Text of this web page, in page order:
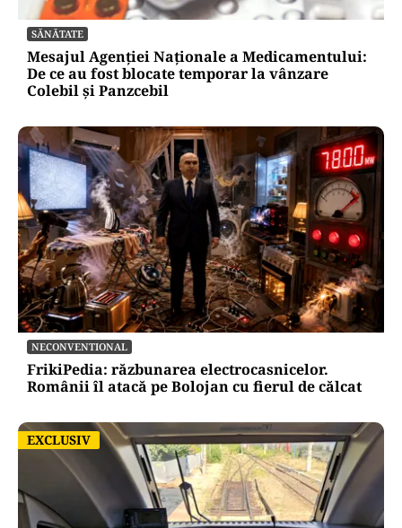
SĂNĂTATE
Mesajul Agenției Naționale a Medicamentului:
De ce au fost blocate temporar la vânzare
Colebil și Panzcebil
NECONVENTIONAL
FrikiPedia: răzbunarea electrocasnicelor.
Românii îl atacă pe Bolojan cu fierul de călcat
EXCLUSIV
EXCLUSIV